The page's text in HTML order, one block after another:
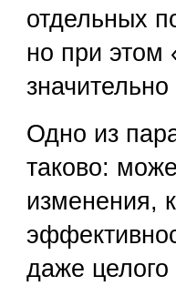
отдельных
но при этом
Одно из
таково:
изменения,
даже